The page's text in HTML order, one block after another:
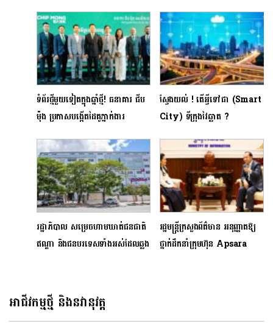
ទំព័រថ្មីមួយទៀតក្នុងឆ្នាំថ្មី! ធនាគារ ជីប
ម៉ុង ប្រកាសបង្កើតដៃគូភ្នាក់ងារ
រាជធានី/ខេត្ត
ស្វែងយល់ ! តើអ្វីទៅជា (Smart
City) ទីក្រុងវៃឆ្លាត ?
រដ្ឋាភិបាល សម្រេចហាមឃាត់ជនជាតិ
ឥណ្ឌា និងជនបរទេសទាំងអស់ដែលឆ្លង
រដ្ឋមន្ត្រីក្រសួងព័ត៌មាន អនុញ្ញាតឱ្យ
ថ្នាក់ដឹកនាំក្រុមហ៊ុន Apsara
អាជីវកម្មថ្មី និងនវានុវត្ត